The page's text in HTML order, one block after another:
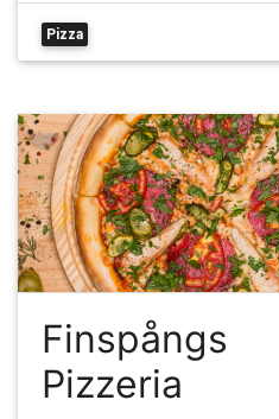
Pizza
Finspångs
Pizzeria